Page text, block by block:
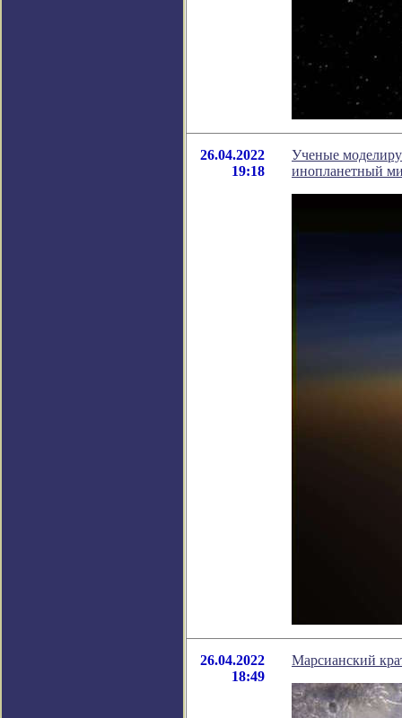
26.04.2022
19:18
Ученые
инопланетный
26.04.2022
18:49
Марсианский